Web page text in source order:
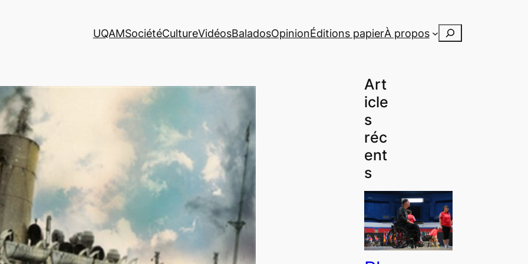
UQAMSociétéCultureVidéosBaladosOpinionÉditions papierÀ propos Rechercher
Art
icle
s
réc
ent
s